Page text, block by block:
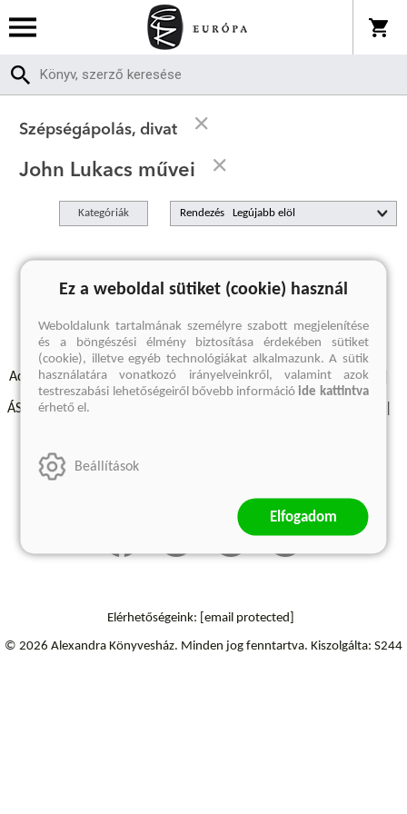
Szépségápolás, divat
John Lukacs művei
Kategóriák Rendezés
A keresett kifejezésre nincs találat
Adatvédelmi szabályzatok Elállási felmondási nyilatkozat
ÁSZF - Vásárlási feltételek
Elérhetőségeink: [email protected]
© 2026 Alexandra Könyvesház. Minden jog fenntartva. Kiszolgálta: S244
Ez a weboldal sütiket (cookie) használ
Weboldalunk tartalmának személyre szabott megjelenítése
és a böngészési élmény biztosítása érdekében sütiket
(cookie), illetve egyéb technológiákat alkalmazunk. A sütik
használatára vonatkozó irányelveinkről, valamint azok
testreszabási lehetőségeiről bővebb információide kattintva
érhető el.
Beállítások
Elfogadom